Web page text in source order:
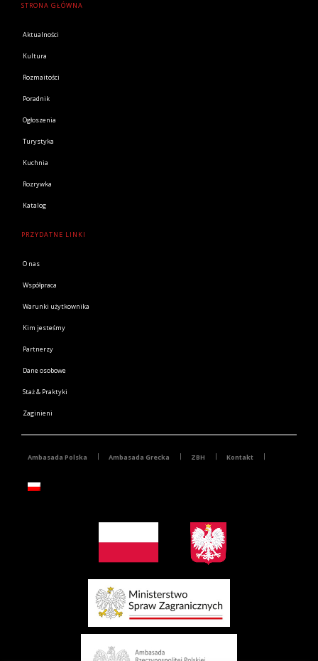
STRONA GŁÓWNA
Aktualności
Kultura
Rozmaitości
Poradnik
Ogłoszenia
Turystyka
Kuchnia
Rozrywka
Katalog
PRZYDATNE LINKI
O nas
Współpraca
Warunki użytkownika
Kim jesteśmy
Partnerzy
Dane osobowe
Staż & Praktyki
Zaginieni
Ambasada Polska Ambasada Grecka ZBH Kontakt